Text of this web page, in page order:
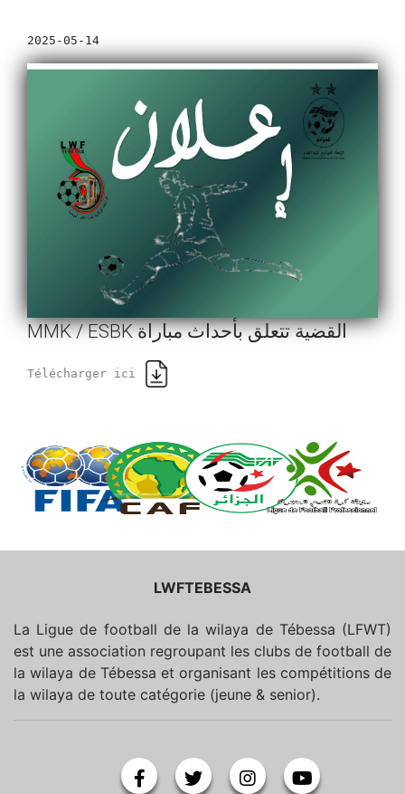
2025-05-14
MMK / ESBK القضية تتعلق بأحداث مباراة
Télécharger ici
LWFTEBESSA
La Ligue de football de la wilaya de Tébessa (LFWT)
est une association regroupant les clubs de football de
la wilaya de Tébessa et organisant les compétitions de
la wilaya de toute catégorie (jeune & senior).